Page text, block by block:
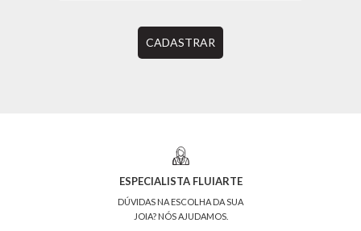
CADASTRAR
ESPECIALISTA FLUIARTE
DÚVIDAS NA ESCOLHA DA SUA
JOIA? NÓS AJUDAMOS.